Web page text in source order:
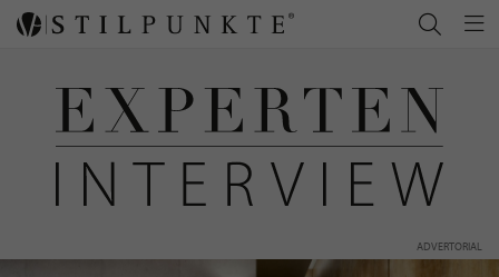
ADVERTORIAL